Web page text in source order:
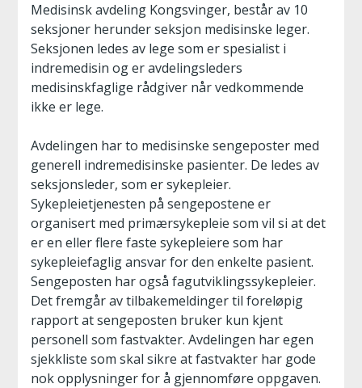
Medisinsk avdeling Kongsvinger, består av 10
seksjoner herunder seksjon medisinske leger.
Seksjonen ledes av lege som er spesialist i
indremedisin og er avdelingsleders
medisinskfaglige rådgiver når vedkommende
ikke er lege.
Avdelingen har to medisinske sengeposter med
generell indremedisinske pasienter. De ledes av
seksjonsleder, som er sykepleier.
Sykepleietjenesten på sengepostene er
organisert med primærsykepleie som vil si at det
er en eller flere faste sykepleiere som har
sykepleiefaglig ansvar for den enkelte pasient.
Sengeposten har også fagutviklingssykepleier.
Det fremgår av tilbakemeldinger til foreløpig
rapport at sengeposten bruker kun kjent
personell som fastvakter. Avdelingen har egen
sjekkliste som skal sikre at fastvakter har gode
nok opplysninger for å gjennomføre oppgaven.